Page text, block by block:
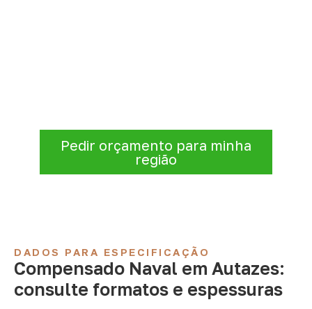
Pedir orçamento para minha
região
DADOS PARA ESPECIFICAÇÃO
Compensado Naval em Autazes:
consulte formatos e espessuras